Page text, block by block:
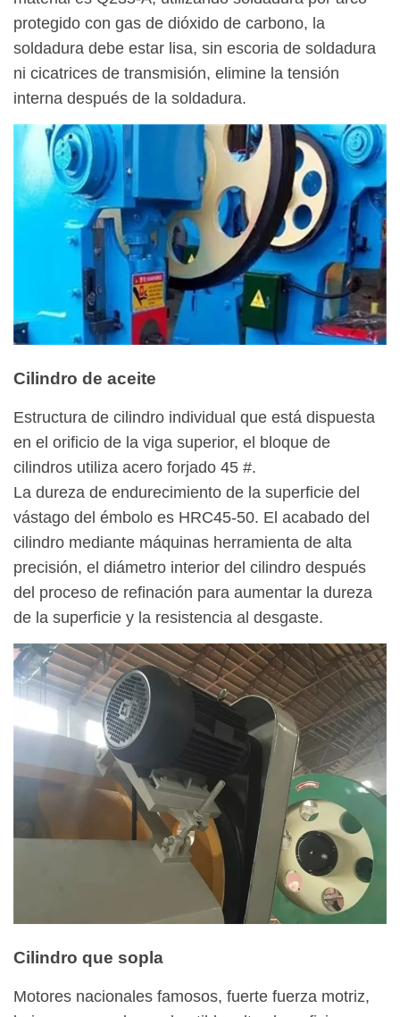
protegido con gas de dióxido de carbono, la
soldadura debe estar lisa, sin escoria de soldadura
ni cicatrices de transmisión, elimine la tensión
interna después de la soldadura.
Cilindro de aceite
Estructura de cilindro individual que está dispuesta
en el orificio de la viga superior, el bloque de
cilindros utiliza acero forjado 45 #.
La dureza de endurecimiento de la superficie del
vástago del émbolo es HRC45-50. El acabado del
cilindro mediante máquinas herramienta de alta
precisión, el diámetro interior del cilindro después
del proceso de refinación para aumentar la dureza
de la superficie y la resistencia al desgaste.
Cilindro que sopla
Motores nacionales famosos, fuerte fuerza motriz,